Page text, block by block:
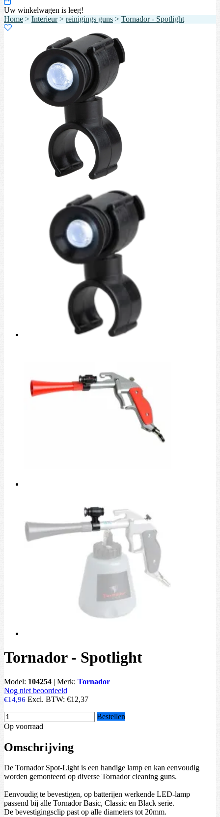
Uw winkelwagen is leeg!
Home > Interieur> reinigings guns > Tornador - Spotlight
Tornador - Spotlight
Model: 104254 | Merk: Tornador
Nog niet beoordeeld
€14,96 Excl. BTW: €12,37
Bestellen
Op voorraad
Omschrijving
De Tornador Spot-Light is een handige lamp en kan eenvoudig
worden gemonteerd op diverse Tornador cleaning guns.
Eenvoudig te bevestigen, op batterijen werkende LED-lamp
passend bij alle Tornador Basic, Classic en Black serie.
De bevestigingsclip past op alle diameters tot 20mm.